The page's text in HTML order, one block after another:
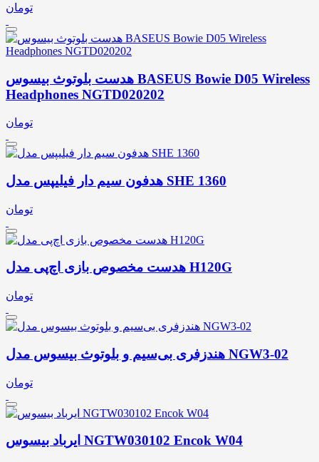
تومان
هدست بلوتوث بیسوس BASEUS Bowie D05 Wireless
Headphones NGTD020202
تومان
هدفون سیم دار فیلیپس مدل SHE 1360
تومان
هدست مخصوص بازی اچ‌پی مدل H120G
تومان
هندزفری بی‌سیم و بلوتوث بیسوس مدل NGW3-02
تومان
ایرباد بیسوس NGTW030102 Encok W04